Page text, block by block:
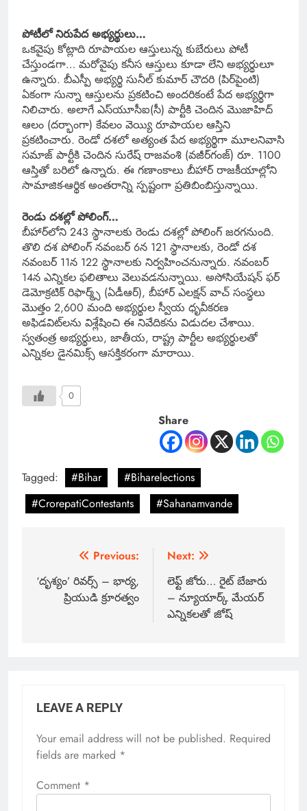
పోటీలో నిరుపేద అభ్యర్థులు…
ఒకవైపు కోట్లాది రూపాయల ఆస్తులున్న కుబేరులు పోటీ
చేస్తుండగా… మరోవైపు కనీస ఆస్తులు కూడా లేని అభ్యర్థులూ
ఉన్నారు. బీఎస్పీ అభ్యర్థి సునీల్ కుమార్ చౌదరి (పిర్‌పైంటి)
ఏకంగా సున్నా ఆస్తులను ప్రకటించి అందరికంటే పేద అభ్యర్థిగా
నిలిచారు. అలాగే ఎస్‌యూసీఐ(సీ) పార్టీకి చెందిన మొజాహిద్
ఆలం (దర్భాంగా) కేవలం వెయ్యి రూపాయల ఆస్తిని
ప్రకటించారు. రెండో దశలో అత్యంత పేద అభ్యర్థిగా మూలనివాసి
సమాజ్ పార్టీకి చెందిన సురేష్ రాజవంశి (వజీర్‌గంజ్) రూ. 1100
ఆస్తితో బరిలో ఉన్నారు. ఈ గణాంకాలు బీహార్ రాజకీయాల్లోని
సామాజిక-ఆర్థిక అంతరాన్ని స్పష్టంగా ప్రతిబింబిస్తున్నాయి.
రెండు దశల్లో పోలింగ్…
బీహార్‌లోని 243 స్థానాలకు రెండు దశల్లో పోలింగ్ జరగనుంది.
తొలి దశ పోలింగ్ నవంబర్ 6న 121 స్థానాలకు, రెండో దశ
నవంబర్ 11న 122 స్థానాలకు నిర్వహించనున్నారు. నవంబర్
14న ఎన్నికల ఫలితాలు వెలువడనున్నాయి. అసోసియేషన్ ఫర్
డెమోక్రటిక్ రిఫార్మ్స్ (ఏడీఆర్), బీహార్ ఎలక్షన్ వాచ్ సంస్థలు
మొత్తం 2,600 మంది అభ్యర్థుల స్వీయ ధృవీకరణ
అఫిడవిట్‌లను విశ్లేషించి ఈ నివేదికను విడుదల చేశాయి.
స్వతంత్ర అభ్యర్థులు, జాతీయ, రాష్ట్ర పార్టీల అభ్యర్థులతో
ఎన్నికల డైనమిక్స్ ఆసక్తికరంగా మారాయి.
0
Share
Tagged: #Bihar
#Biharelections
#CrorepatiContestants
#Sahanamvande
Previous:
‘దృశ్యం’ రివర్స్ – భార్య,
ప్రియుడి క్రూరత్వం
Next:
లెఫ్ట్ జోరు… రైట్ బేజారు
– న్యూయార్క్ మేయర్
ఎన్నికలతో జోష్
LEAVE A REPLY
Your email address will not be published. Required
fields are marked *
Comment *